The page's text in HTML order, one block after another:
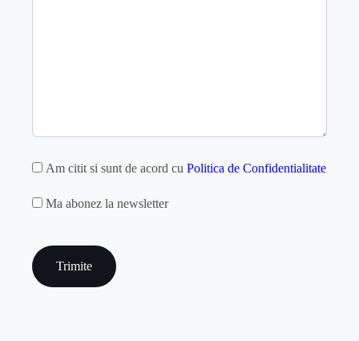
GDPR
Am citit si sunt de acord cu Politica de Confidentialitate
MAILCHIMP
Ma abonez la newsletter